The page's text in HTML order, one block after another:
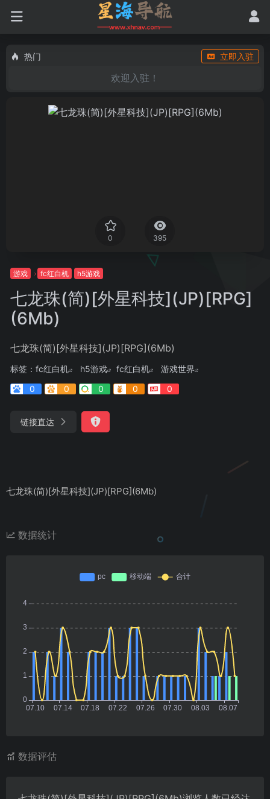
热门 立即入驻
欢迎入驻！
0 395
游戏 fc红白机 h5游戏
七龙珠(简)[外星科技](JP)[RPG]
(6Mb)
七龙珠(简)[外星科技](JP)[RPG](6Mb)
标签： fc红白机 h5游戏 fc红白机
游戏世界
0
0 0 0 0
链接直达
七龙珠(简)[外星科技](JP)[RPG](6Mb)
数据统计
数据评估